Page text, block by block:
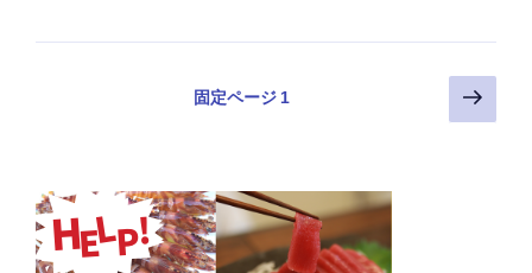
ペ
ー
ジ
固定ページ1
次
の